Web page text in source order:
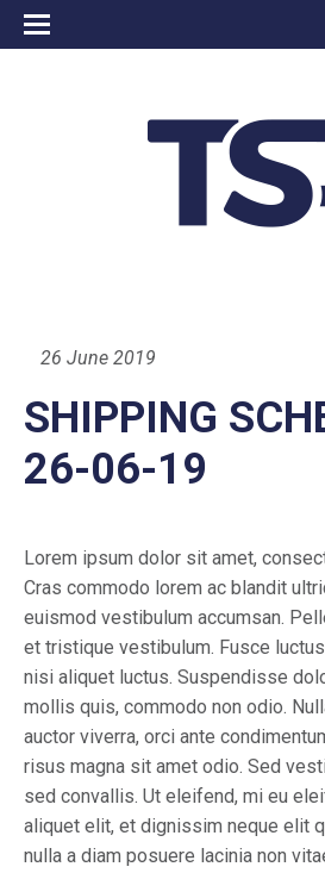
26 June 2019
SHIPPING
26-06-19
Lorem ipsum dolor sit amet,
Cras commodo lorem ac blandit
euismod vestibulum accumsan.
et tristique vestibulum. Fusce
nisi aliquet luctus. Suspendisse
mollis quis, commodo non odio.
auctor viverra, orci ante
risus magna sit amet odio. Sed
sed convallis. Ut eleifend, mi eu
aliquet elit, et dignissim neque elit
nulla a diam posuere lacinia non